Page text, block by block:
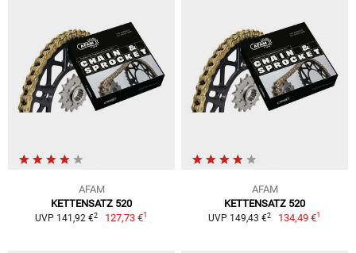
AFAM
KETTENSATZ 520
UVP 141,92 €2 127,73 €1
AFAM
KETTENSATZ 520
UVP 149,43 €2 134,49 €1